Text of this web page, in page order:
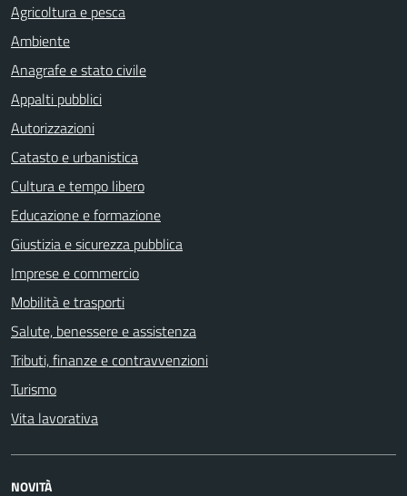
Agricoltura e pesca
Ambiente
Anagrafe e stato civile
Appalti pubblici
Autorizzazioni
Catasto e urbanistica
Cultura e tempo libero
Educazione e formazione
Giustizia e sicurezza pubblica
Imprese e commercio
Mobilità e trasporti
Salute, benessere e assistenza
Tributi, finanze e contravvenzioni
Turismo
Vita lavorativa
NOVITÀ